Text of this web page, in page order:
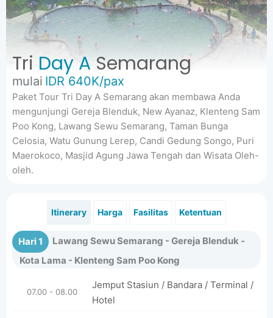
Tri Day ASemarang
mulai IDR 640K/pax
Paket Tour Tri Day A Semarang akan membawa Anda
mengunjungi Gereja Blenduk, New Ayanaz, Klenteng Sam
Poo Kong, Lawang Sewu Semarang, Taman Bunga
Celosia, Watu Gunung Lerep, Candi Gedung Songo, Puri
Maerokoco, Masjid Agung Jawa Tengah dan Wisata Oleh-
oleh.
Itinerary Harga Fasilitas Ketentuan
Hari 1
Lawang Sewu Semarang - Gereja Blenduk -
Kota Lama - Klenteng Sam Poo Kong
07.00 - 08.00
Jemput Stasiun / Bandara / Terminal /
Hotel